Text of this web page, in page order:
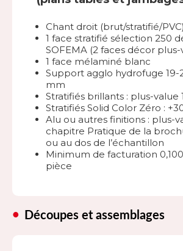
Chant droit (brut/stratifié/PVC)
1 face stratifié sélection 250
SOFEMA (2 faces décor plus-
1 face mélaminé blanc
Support agglo hydrofuge 19-
mm
Stratifiés brillants : plus-value
Stratifiés Solid Color Zéro :
Alu ou autres finitions : plus-
chapitre Pratique de la
ou au dos de l’échantillon
Minimum de facturation
pièce
Découpes et assemblages